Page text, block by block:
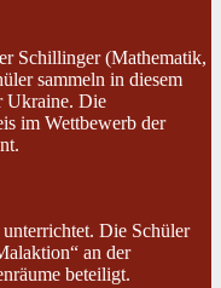
Schillinger (Mathematik,
sammeln in diesem
Ukraine. Die
im Wettbewerb der
Die Schüler
an der
beteiligt.